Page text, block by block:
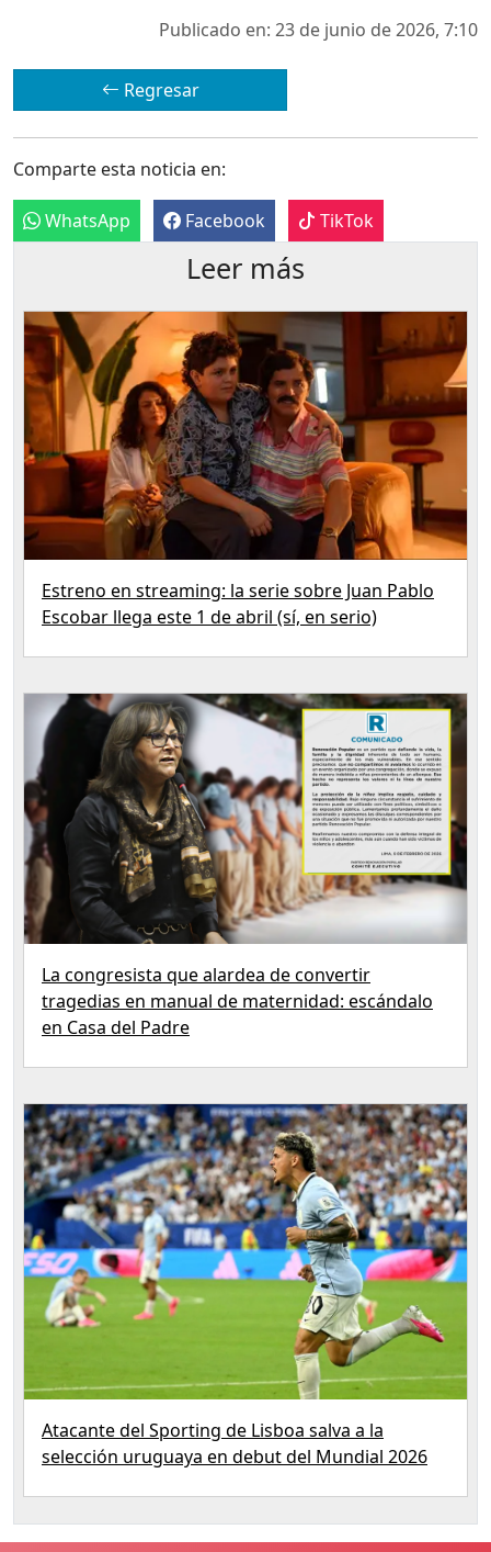
Publicado en: 23 de junio de 2026, 7:10
Regresar
Comparte esta noticia en:
WhatsApp Facebook TikTok
Leer más
Estreno en streaming: la serie sobre Juan Pablo
Escobar llega este 1 de abril (sí, en serio)
La congresista que alardea de convertir
tragedias en manual de maternidad: escándalo
en Casa del Padre
Atacante del Sporting de Lisboa salva a la
selección uruguaya en debut del Mundial 2026